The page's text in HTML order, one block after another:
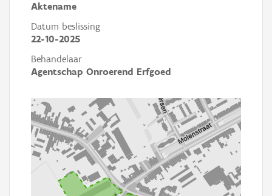
Aktename
Datum beslissing
22-10-2025
Behandelaar
Agentschap Onroerend Erfgoed